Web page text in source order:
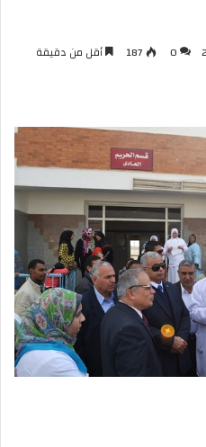
0
187 أقل من دقيقة